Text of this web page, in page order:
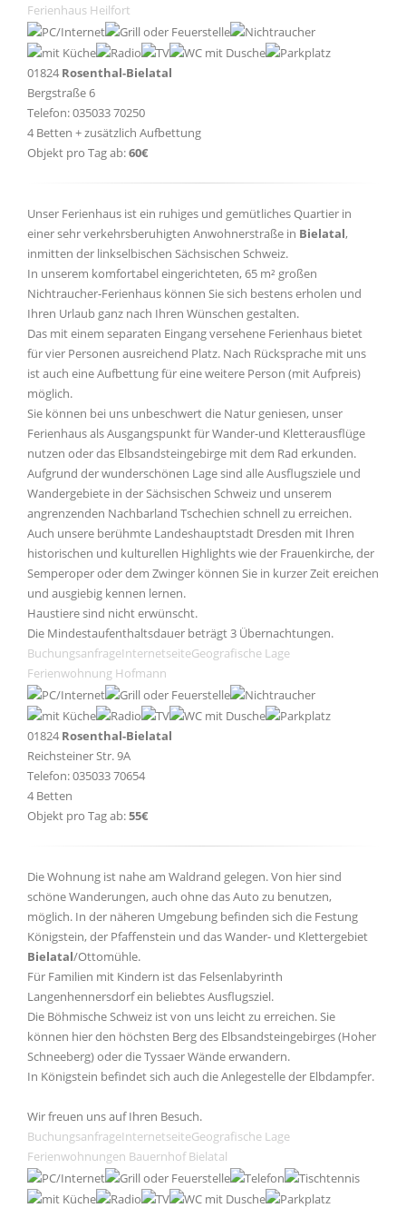
Ferienhaus Heilfort
01824 Rosenthal-Bielatal
Bergstraße 6
Telefon: 035033 70250
4 Betten + zusätzlich Aufbettung
Objekt pro Tag ab:60€
Unser Ferienhaus ist ein ruhiges und gemütliches Quartier in
einer sehr verkehrsberuhigten Anwohnerstraße in Bielatal,
inmitten der linkselbischen Sächsischen Schweiz.
In unserem komfortabel eingerichteten, 65 m² großen
Nichtraucher-Ferienhaus können Sie sich bestens erholen und
Ihren Urlaub ganz nach Ihren Wünschen gestalten.
Das mit einem separaten Eingang versehene Ferienhaus bietet
für vier Personen ausreichend Platz. Nach Rücksprache mit uns
ist auch eine Aufbettung für eine weitere Person (mit Aufpreis)
möglich.
Sie können bei uns unbeschwert die Natur geniesen, unser
Ferienhaus als Ausgangspunkt für Wander-und Kletterausflüge
nutzen oder das Elbsandsteingebirge mit dem Rad erkunden.
Aufgrund der wunderschönen Lage sind alle Ausflugsziele und
Wandergebiete in der Sächsischen Schweiz und unserem
angrenzenden Nachbarland Tschechien schnell zu erreichen.
Auch unsere berühmte Landeshauptstadt Dresden mit Ihren
historischen und kulturellen Highlights wie der Frauenkirche, der
Semperoper oder dem Zwinger können Sie in kurzer Zeit ereichen
und ausgiebig kennen lernen.
Haustiere sind nicht erwünscht.
Die Mindestaufenthaltsdauer beträgt 3 Übernachtungen.
BuchungsanfrageInternetseiteGeografische Lage
Ferienwohnung Hofmann
01824 Rosenthal-Bielatal
Reichsteiner Str. 9A
Telefon: 035033 70654
4 Betten
Objekt pro Tag ab:55€
Die Wohnung ist nahe am Waldrand gelegen. Von hier sind
schöne Wanderungen, auch ohne das Auto zu benutzen,
möglich. In der näheren Umgebung befinden sich die Festung
Königstein, der Pfaffenstein und das Wander- und Klettergebiet
Bielatal/Ottomühle.
Für Familien mit Kindern ist das Felsenlabyrinth
Langenhennersdorf ein beliebtes Ausflugsziel.
Die Böhmische Schweiz ist von uns leicht zu erreichen. Sie
können hier den höchsten Berg des Elbsandsteingebirges (Hoher
Schneeberg) oder die Tyssaer Wände erwandern.
In Königstein befindet sich auch die Anlegestelle der Elbdampfer.
Wir freuen uns auf Ihren Besuch.
BuchungsanfrageInternetseiteGeografische Lage
Ferienwohnungen Bauernhof Bielatal